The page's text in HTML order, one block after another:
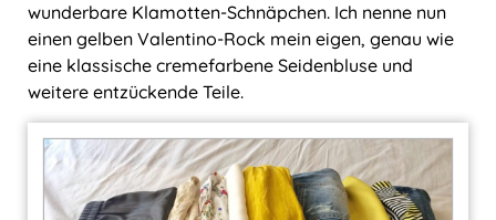
wunderbare Klamotten-Schnäpchen. Ich nenne nun
einen gelben Valentino-Rock mein eigen, genau wie
eine klassische cremefarbene Seidenbluse und
weitere entzückende Teile.